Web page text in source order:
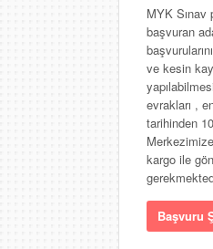
MYK Sınav
başvuran
ve kesin
evrakları ,
tarihinden
kargo ile
Başvuru